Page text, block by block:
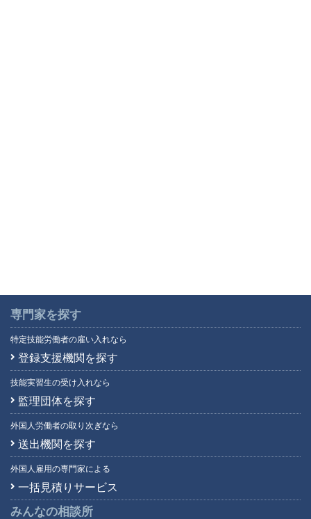
専門家を探す
特定技能労働者の雇い入れなら
登録支援機関を探す
技能実習生の受け入れなら
監理団体を探す
外国人労働者の取り次ぎなら
送出機関を探す
外国人雇用の専門家による
一括見積りサービス
みんなの相談所